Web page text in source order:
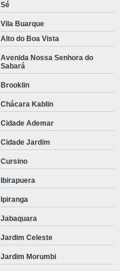
Sé
Vila Buarque
Alto do Boa Vista
Avenida Nossa Senhora do
Sabará
Brooklin
Chácara Kablin
Cidade Ademar
Cidade Jardim
Cursino
Ibirapuera
Ipiranga
Jabaquara
Jardim Celeste
Jardim Morumbi